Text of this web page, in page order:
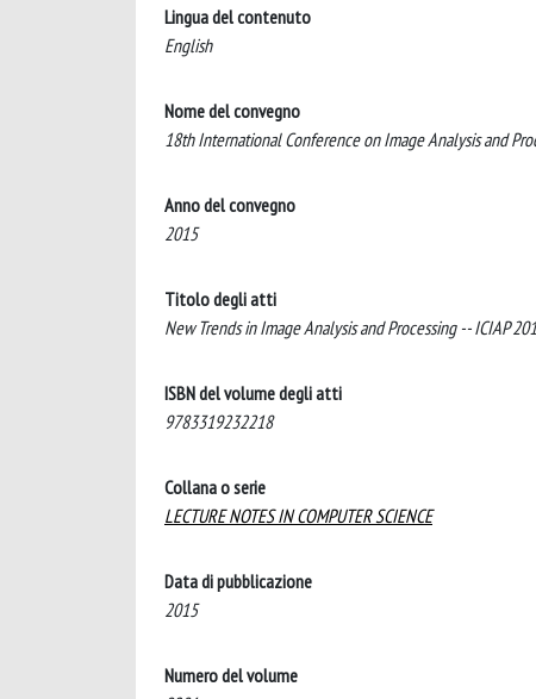
Lingua del contenuto
English
Nome del convegno
18th International Conference on Image Analysis and
Anno del convegno
2015
Titolo degli atti
New Trends in Image Analysis and Processing -- ICIAP
ISBN del volume degli atti
9783319232218
Collana o serie
LECTURE NOTES IN COMPUTER SCIENCE
Data di pubblicazione
2015
Numero del volume